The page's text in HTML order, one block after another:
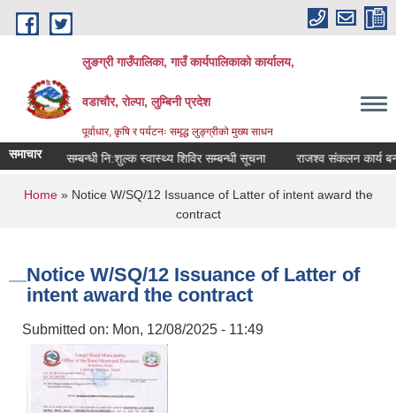
Skip to main content
लुङग्री गाउँपालिका, गाउँ कार्यपालिकाको कार्यालय,
वडाचौर, रोल्पा, लुम्बिनी प्रदेश
पूर्वाधार, कृषि र पर्यटनः समृद्ध लुङ्ग्रीको मुख्य साधन
समाचार
मनोरोग सम्बन्धी नि:शुल्क स्वास्थ्य शिविर सम्बन्धी सूचना राजश्व संकलन कार्य बन्द
You are here
Home» Notice W/SQ/12 Issuance of Latter of intent award the
contract
Notice W/SQ/12 Issuance of Latter of
intent award the contract
Submitted on: Mon, 12/08/2025 - 11:49